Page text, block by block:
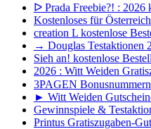
ᐅ Prada Freebie?! : 2026
Kostenloses für
creation L kostenlose
→ Douglas Testaktionen
Sieh an! kostenlose
2026 : Witt Weiden
3PAGEN
► Witt Weiden
Gewinnspiele &
Printus Gratiszugaben-